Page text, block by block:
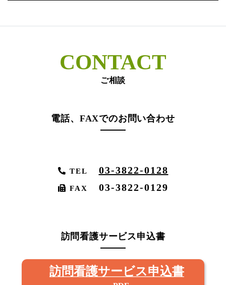
CONTACT
ご相談
電話、FAXでのお問い合わせ
TEL 03-3822-0128
FAX 03-3822-0129
訪問看護サービス申込書